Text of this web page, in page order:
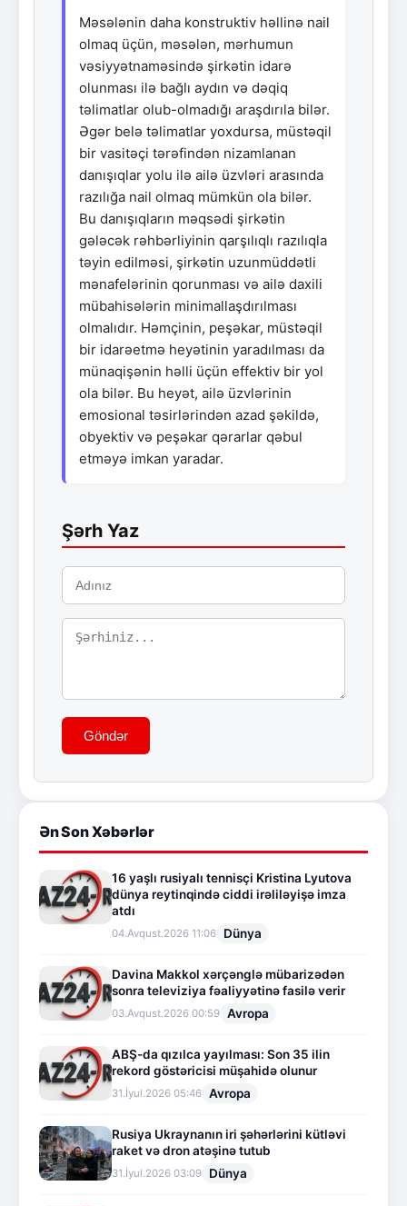
Məsələnin daha konstruktiv həllinə nail
olmaq üçün, məsələn, mərhumun
vəsiyyətnaməsində şirkətin idarə
olunması ilə bağlı aydın və dəqiq
təlimatlar olub-olmadığı araşdırıla bilər.
Əgər belə təlimatlar yoxdursa, müstəqil
bir vasitəçi tərəfindən nizamlanan
danışıqlar yolu ilə ailə üzvləri arasında
razılığa nail olmaq mümkün ola bilər.
Bu danışıqların məqsədi şirkətin
gələcək rəhbərliyinin qarşılıqlı razılıqla
təyin edilməsi, şirkətin uzunmüddətli
mənafelərinin qorunması və ailə daxili
mübahisələrin minimallaşdırılması
olmalıdır. Həmçinin, peşəkar, müstəqil
bir idarəetmə heyətinin yaradılması da
münaqişənin həlli üçün effektiv bir yol
ola bilər. Bu heyət, ailə üzvlərinin
emosional təsirlərindən azad şəkildə,
obyektiv və peşəkar qərarlar qəbul
etməyə imkan yaradar.
Şərh Yaz
Göndər
Ən Son Xəbərlər
16 yaşlı rusiyalı tennisçi Kristina Lyutova
dünya reytinqində ciddi irəliləyişə imza
atdı
04.Avqust.2026 11:06 Dünya
Davina Makkol xərçənglə mübarizədən
sonra televiziya fəaliyyətinə fasilə verir
03.Avqust.2026 00:59 Avropa
ABŞ-da qızılca yayılması: Son 35 ilin
rekord göstəricisi müşahidə olunur
31.İyul.2026 05:46 Avropa
Rusiya Ukraynanın iri şəhərlərini kütləvi
raket və dron atəşinə tutub
31.İyul.2026 03:09 Dünya